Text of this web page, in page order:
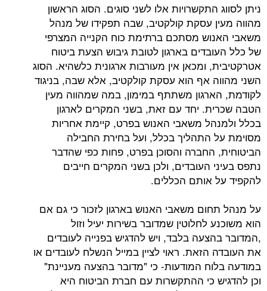
ניתן לסווג התקשרויות אלו לשני סוגים. הסוג הראשון
מהווה מעין עסקת קולקטיב, שבה תפקידו של מנהל
משאבי האנוש מסתכם ברתימת כוח הקנייה המצרפי
של כלל העובדים בארגון לטובת גיבוש הצעת ביטוח
אטרקטיבית, ומכאן אין מעורבות ארגונית כלשהיא. הסוג
השני מהווה אף הוא עסקת קולקטיב, אלא שבה, בניגוד
לקודמת, הארגון משתתף במימון, במה שמהווה מעין
הטבה שכרית. יחד עם זאת, בשני המקרים לארגון
בכלל ולמנהל משאבי האנוש בפרט, קיימת אחריות
מסוימת על התהליך בכלל, ועל בחירת החבילה
הביטוחית, החברה והסוכן בפרט, פחות כפי שהדבר
נתפס בעיני העובדים, ולכן בשני המקרים חייבים
להקפיד על אותם הכללים.
על מנהל תחום משאבי האנוש בארגון לזכור כי גם אם
הוא משוכנע לחלוטין שמדובר בשירות יעיל וזול
,המדובר בהצעה בלבד, ויש להדגיש בפנייה לעובדים
את העובדה הזאת. ראוי לציין במייל הנשלח לעובדים או
במודעה בלוח המודעות- כי "מדובר בהצעה מעניינת"
וכן להדגיש כי ההתקשרות עם חברת הביטוח היא